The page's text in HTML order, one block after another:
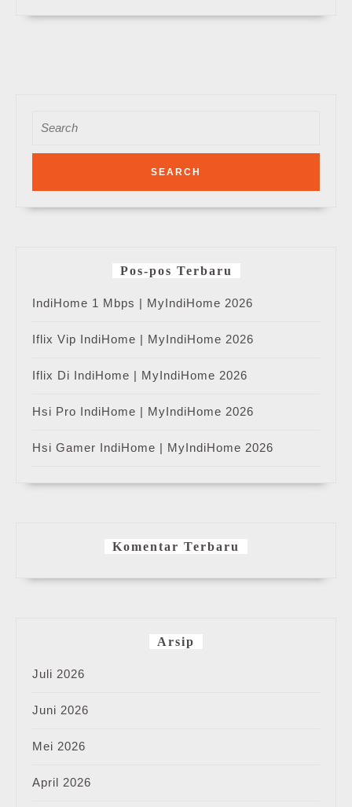
for:
Pos-pos Terbaru
IndiHome 1 Mbps | MyIndiHome 2026
Iflix Vip IndiHome | MyIndiHome 2026
Iflix Di IndiHome | MyIndiHome 2026
Hsi Pro IndiHome | MyIndiHome 2026
Hsi Gamer IndiHome | MyIndiHome 2026
Komentar Terbaru
Arsip
Juli 2026
Juni 2026
Mei 2026
April 2026